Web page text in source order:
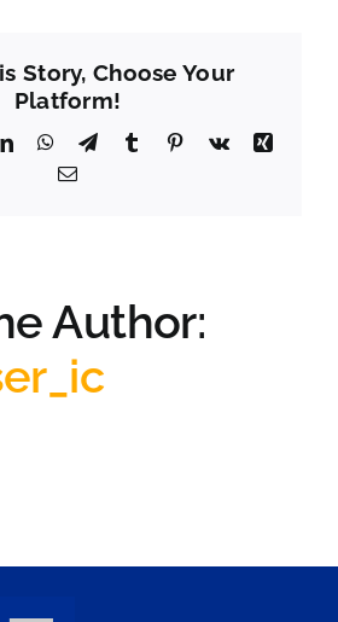
Story, Choose Your
Platform!
LinkedInWhatsApp
TelegramTumblrPinterest
Vk
Xing
Email
Author: